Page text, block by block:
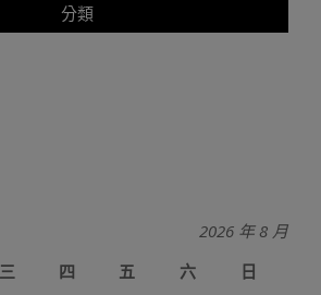
分類
2026 年 8 月
三 四 五 六
日